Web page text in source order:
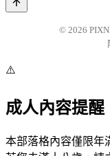
© 2026
⚠️
成人內容提醒
本部落格內容僅限年